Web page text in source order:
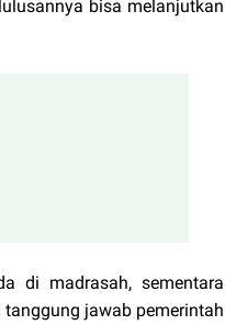
bisa melanjutkan
di madrasah, sementara
jawab pemerintah